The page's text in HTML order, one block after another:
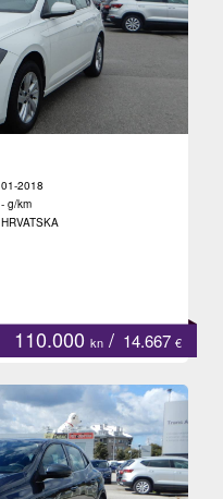
01-2018
- g/km
HRVATSKA
110.000 kn / 14.667 €